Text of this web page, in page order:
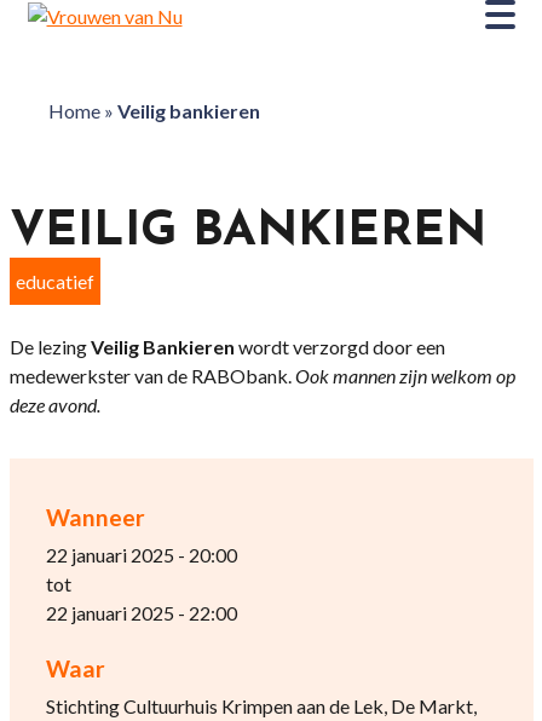
Home» Veilig bankieren
Wanneer
22 januari 2025 - 20:00
tot
22 januari 2025 - 22:00
Waar
Stichting Cultuurhuis Krimpen aan de Lek, De Markt,
VEILIG BANKIEREN
educatief
De lezingVeilig Bankieren wordt verzorgd door een
medewerkster van de RABObank.Ook mannen zijn welkom op
deze avond.